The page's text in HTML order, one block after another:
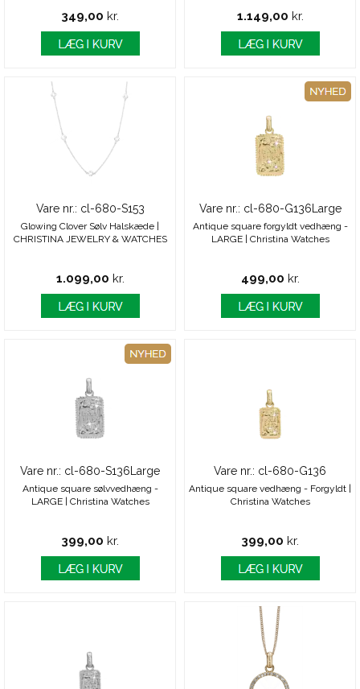
349,00 kr. 1.149,00 kr.
Vare nr.: cl-680-S153
Glowing Clover Sølv Halskæde |
CHRISTINA JEWELRY & WATCHES
1.099,00 kr.
Vare nr.: cl-680-G136Large
Antique square forgyldt vedhæng -
LARGE | Christina Watches
499,00 kr.
Vare nr.: cl-680-S136Large
Antique square sølvvedhæng -
LARGE | Christina Watches
399,00 kr.
Vare nr.: cl-680-G136
Antique square vedhæng - Forgyldt |
Christina Watches
399,00 kr.